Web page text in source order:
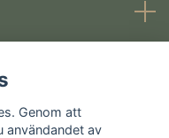
Genom att
användandet av